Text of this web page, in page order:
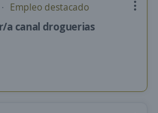
Empleo destacado
a canal droguerias